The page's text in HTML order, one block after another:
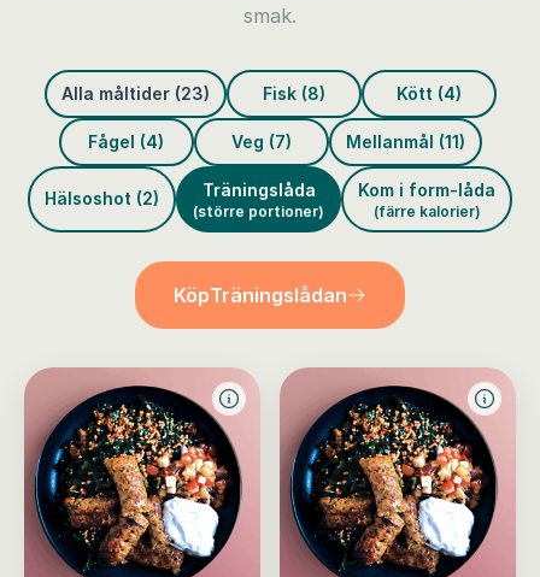
smak.
Alla måltider (23) Fisk (8) Kött (4)
Fågel (4) Veg (7) Mellanmål (11)
Hälsoshot (2) Träningslåda
(större portioner)
Kom i form-låda
(färre kalorier)
KöpTräningslådan